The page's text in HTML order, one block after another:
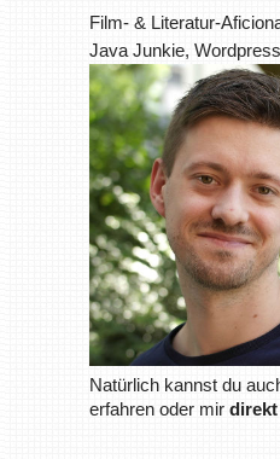
Film- & Literatur-
Java Junkie,
Natürlich kannst du
erfahren oder mir direkt